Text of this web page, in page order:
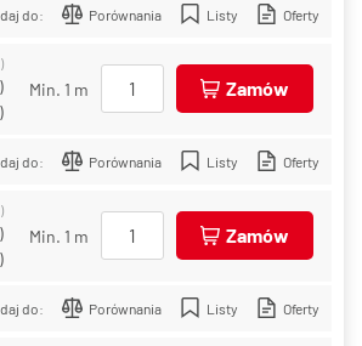
do: Porównania Listy Oferty
Min. 1 m Zamów
do: Porównania Listy Oferty
Min. 1 m Zamów
do: Porównania Listy Oferty